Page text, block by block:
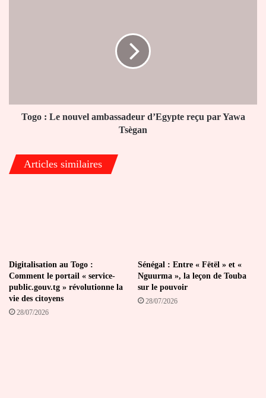
Yawa
TsèganTogo : Le nouvel ambassadeur d’Egypte reçu par Yawa
Tsègan
Articles similaires
Digitalisation au Togo :
Comment le portail « service-
public.gouv.tg » révolutionne la
vie des citoyens
28/07/2026
Sénégal : Entre « Fëtël » et «
Nguurma », la leçon de Touba
sur le pouvoir
28/07/2026